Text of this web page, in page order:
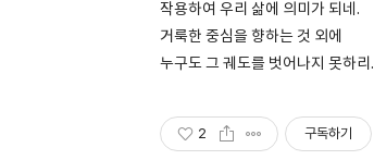
작용하여 우리 삶에 의미가 되네.
거룩한 중심을 향하는 것 외에
누구도 그 궤도를 벗어나지 못하리.
2 구독하기